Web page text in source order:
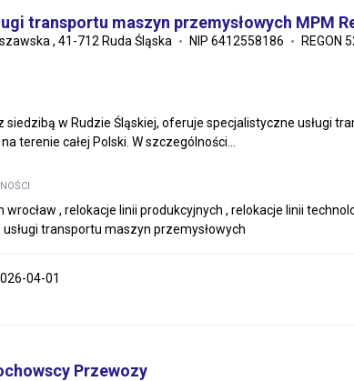
transportu maszyn przemysłowych MPM
, 41-712 Ruda Śląska NIP 6412558186 REGON
siedzibą w Rudzie Śląskiej, oferuje specjalistyczne usługi
terenie całej Polski. W szczególności...
wrocław , relokacje linii produkcyjnych , relokacje linii
usługi transportu maszyn przemysłowych
04-01
Przewozy